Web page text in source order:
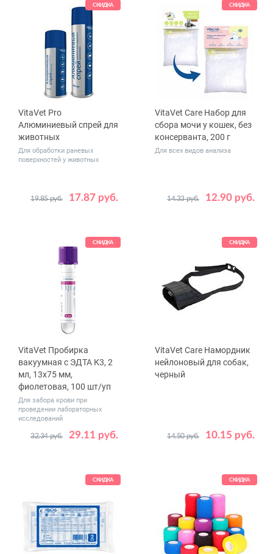
СКИДКА
VitaVet Pro
Алюминиевый спрей для
животных
Для обработки раневых
поверхностей у животных
17.87 руб.
19.85 руб.
Объем,
200 400
СКИДКА
VitaVet Care Набор для
сбора мочи у кошек, без
консерванта, 200 г
Для всех видов анализа
12.90 руб.
14.33 руб.
СКИДКА
VitaVet Пробирка
вакуумная с ЭДТА К3, 2
мл, 13х75 мм,
фиолетовая, 100 шт/уп
Для забора крови при
проведении лабораторных
исследований
29.11 руб.
32.34 руб.
СКИДКА
VitaVet Care Намордник
нейлоновый для собак,
черный
10.15 руб.
14.50 руб.
Размер № 0 № 1
СКИДКА СКИДКА